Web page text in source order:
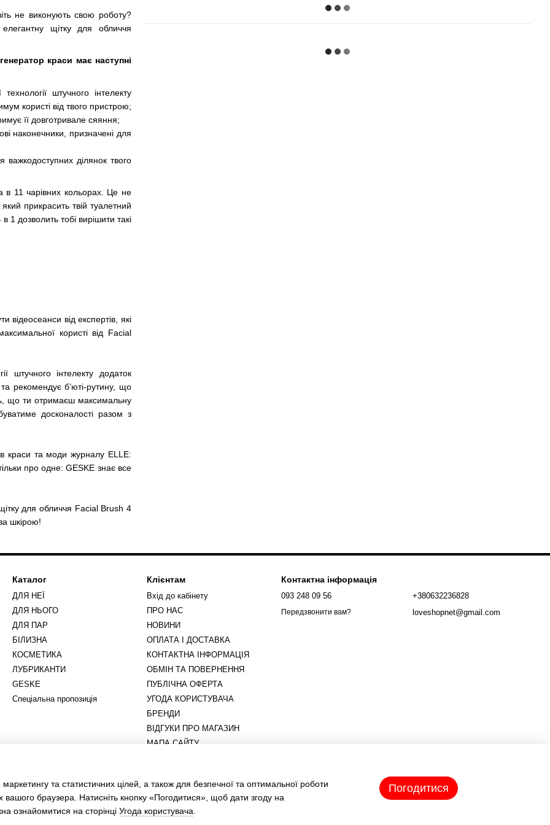
не виконують свою роботу?
щітку для обличчя
краси має наступні
штучного інтелекту
користі від твого пристрою;
її довготривале сяяння;
наконечники, призначені для
ділянок твого
11 чарівних кольорах. Це не
прикрасить твій туалетний
дозволить тобі вирішити такі
від експертів, які
користі від Facial
штучного інтелекту додаток
рекомендує б’юті-рутину, що
що ти отримаєш максимальну
досконалості разом з
краси та моди журналу ELLE:
про одне: GESKE знає все
для обличчя Facial Brush 4
шкірою!
Каталог
ДЛЯ НЕЇ
ДЛЯ НЬОГО
ДЛЯ ПАР
БІЛИЗНА
КОСМЕТИКА
ЛУБРИКАНТИ
GESKE
Спеціальна пропозиція
Клієнтам
Вхід до кабінету
ПРО НАС
НОВИНИ
ОПЛАТА І ДОСТАВКА
КОНТАКТНА ІНФОРМАЦІЯ
ОБМІН ТА ПОВЕРНЕННЯ
ПУБЛІЧНА ОФЕРТА
УГОДА КОРИСТУВАЧА
БРЕНДИ
ВІДГУКИ ПРО МАГАЗИН
МАПА САЙТУ
Контактна інформація
093 248 09 56
Передзвонити вам?
+380632236828
loveshopnet@gmail.com
та статистичних цілей, а також для безпечної та оптимальної роботи
браузера. Натисніть кнопку «Погодитися», щоб дати згоду на
ознайомитися на сторінці Угода користувача
Погодитися